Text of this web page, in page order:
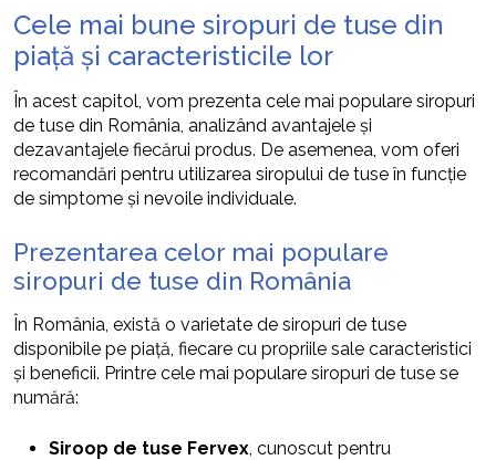
Cele mai bune siropuri de tuse din
piață și caracteristicile lor
În acest capitol, vom prezenta cele mai populare siropuri
de tuse din România, analizând avantajele și
dezavantajele fiecărui produs. De asemenea, vom oferi
recomandări pentru utilizarea siropului de tuse în funcție
de simptome și nevoile individuale.
Prezentarea celor mai populare
siropuri de tuse din România
În România, există o varietate de siropuri de tuse
disponibile pe piață, fiecare cu propriile sale caracteristici
și beneficii. Printre cele mai populare siropuri de tuse se
numără:
Siroop de tuse Fervex , cunoscut pentru